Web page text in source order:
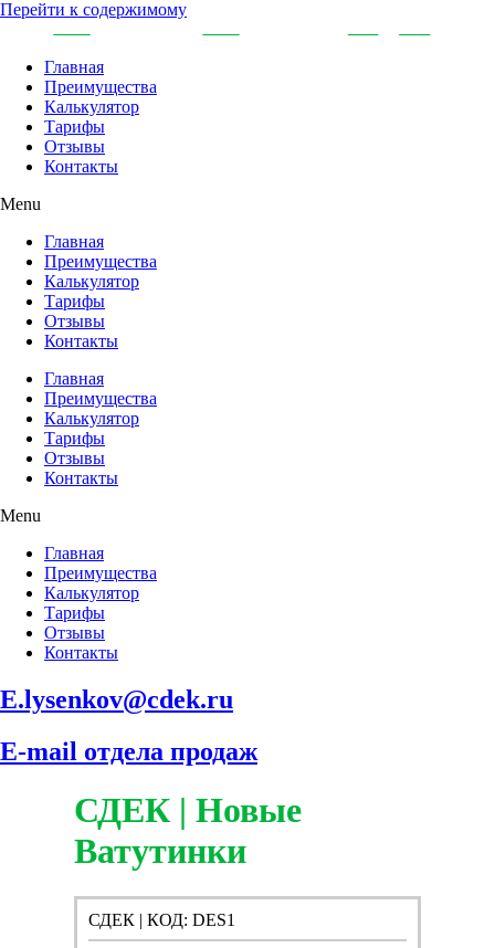
Перейти к содержимому
Главная
Преимущества
Калькулятор
Тарифы
Отзывы
Контакты
Menu
Главная
Преимущества
Калькулятор
Тарифы
Отзывы
Контакты
Главная
Преимущества
Калькулятор
Тарифы
Отзывы
Контакты
Menu
Главная
Преимущества
Калькулятор
Тарифы
Отзывы
Контакты
E.lysenkov@cdek.ru
E-mail отдела продаж
СДЕК | Новые
Ватутинки
СДЕК | КОД: DES1